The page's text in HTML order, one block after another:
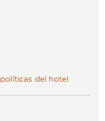
políticas del hotel